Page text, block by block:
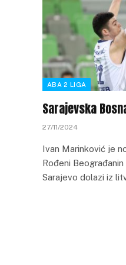
ABA 2 LIGA
Sarajevska
27/11/2024
Ivan Marinković je
Rođeni
Sarajevo dolazi iz